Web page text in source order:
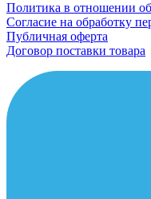
Политика в отношении
Согласие на обработку
Публичная оферта
Договор поставки товара